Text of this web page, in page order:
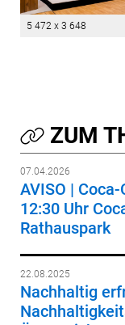
5 472 x 3 648
ZUM
07.04.2026
AVISO |
12:30 Uhr
Rathauspark
22.08.2025
Nachhaltig